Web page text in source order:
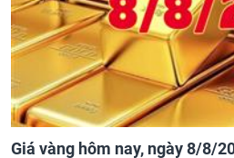
Giá vàng hôm nay, ngày 8/8/